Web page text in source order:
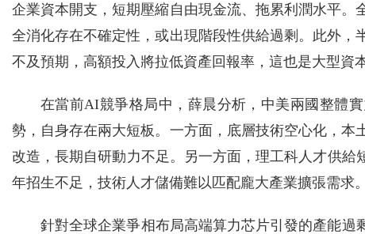
企業資本開支，短期壓縮自由現金流、拖累利潤水平
全消化存在不確定性，或出現階段性供給過剩。此外
不及預期，高額投入將拉低資產回報率，這也是大型資
在當前AI競爭格局中，薛晨分析，中美兩國整體
勢，自身存在兩大短板。一方面，底層技術空心化，
改造，長期自研動力不足。另一方面，理工科人才供
年招生不足，技術人才儲備難以匹配龐大產業擴張需求。
針對全球企業爭相布局高端算力芯片引發的產能